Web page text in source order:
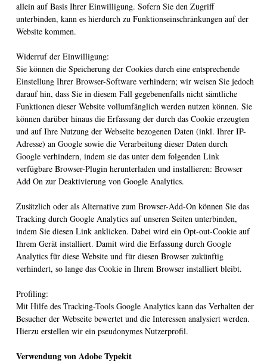
allein auf Basis Ihrer Einwilligung. Sofern Sie den Zugriff
unterbinden, kann es hierdurch zu Funktionseinschränkungen auf der
Website kommen.
Widerruf der Einwilligung:
Sie können die Speicherung der Cookies durch eine entsprechende
Einstellung Ihrer Browser-Software verhindern; wir weisen Sie jedoch
darauf hin, dass Sie in diesem Fall gegebenenfalls nicht sämtliche
Funktionen dieser Website vollumfänglich werden nutzen können. Sie
können darüber hinaus die Erfassung der durch das Cookie erzeugten
und auf Ihre Nutzung der Webseite bezogenen Daten (inkl. Ihrer IP-
Adresse) an Google sowie die Verarbeitung dieser Daten durch
Google verhindern, indem sie das unter dem folgenden Link
verfügbare Browser-Plugin herunterladen und installieren: Browser
Add On zur Deaktivierung von Google Analytics.
Zusätzlich oder als Alternative zum Browser-Add-On können Sie das
Tracking durch Google Analytics auf unseren Seiten unterbinden,
indem Sie diesen Link anklicken. Dabei wird ein Opt-out-Cookie auf
Ihrem Gerät installiert. Damit wird die Erfassung durch Google
Analytics für diese Website und für diesen Browser zukünftig
verhindert, so lange das Cookie in Ihrem Browser installiert bleibt.
Profiling:
Mit Hilfe des Tracking-Tools Google Analytics kann das Verhalten der
Besucher der Webseite bewertet und die Interessen analysiert werden.
Hierzu erstellen wir ein pseudonymes Nutzerprofil.
Verwendung von Adobe Typekit